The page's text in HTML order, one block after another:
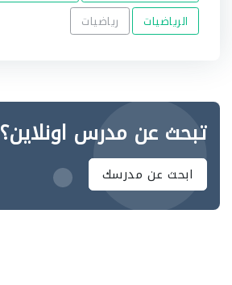
الرياضيات
رياضيات
تبحث عن مدرس اونلاين؟
ابحث عن مدرسك